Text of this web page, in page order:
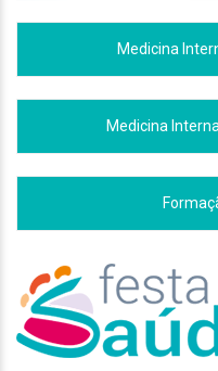
Medicina
Medicina